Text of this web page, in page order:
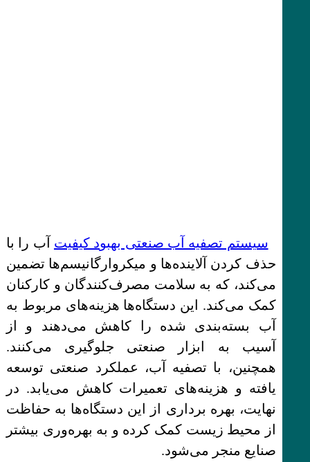
سیستم تصفیه آب صنعتی بهبود کیفیت آب را با
حذف کردن آلاینده‌ها و میکروارگانیسم‌ها تضمین
می‌کند، که به سلامت مصرف‌کنندگان و کارکنان
کمک می‌کند. این دستگاه‌ها هزینه‌های مربوط به
آب بسته‌بندی شده را کاهش می‌دهند و از
آسیب به ابزار صنعتی جلوگیری می‌کنند.
همچنین، با تصفیه آب، عملکرد صنعتی توسعه
یافته و هزینه‌های تعمیرات کاهش می‌یابد. در
نهایت، بهره برداری از این دستگاه‌ها به حفاظت
از محیط زیست کمک کرده و به بهره‌وری بیشتر
صنایع منجر می‌شود.